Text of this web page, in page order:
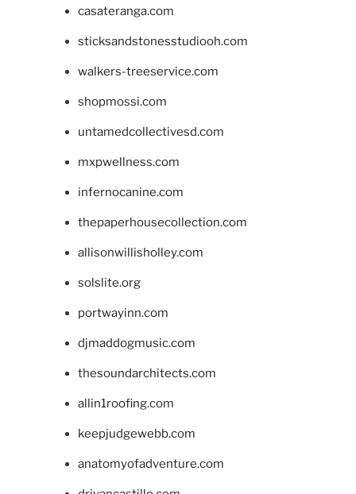
casateranga.com
sticksandstonesstudiooh.com
walkers-treeservice.com
shopmossi.com
untamedcollectivesd.com
mxpwellness.com
infernocanine.com
thepaperhousecollection.com
allisonwillisholley.com
solslite.org
portwayinn.com
djmaddogmusic.com
thesoundarchitects.com
allin1roofing.com
keepjudgewebb.com
anatomyofadventure.com